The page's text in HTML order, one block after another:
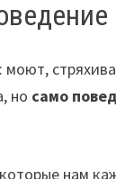
но само
нам